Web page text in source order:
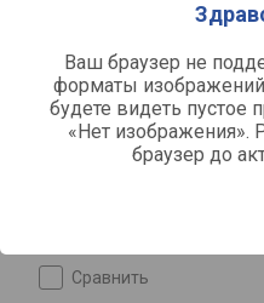
Ваш браузер не
форматы
будете видеть пустое
«Нет изображения».
браузер до
сравнить